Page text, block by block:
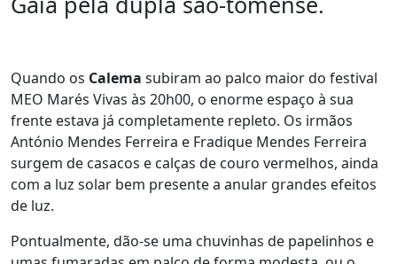
Quando os Calema subiram ao palco maior do festival
MEO Marés Vivas às 20h00, o enorme espaço à sua
frente estava já completamente repleto. Os irmãos
António Mendes Ferreira e Fradique Mendes Ferreira
surgem de casacos e calças de couro vermelhos, ainda
com a luz solar bem presente a anular grandes efeitos
de luz.
Pontualmente, dão-se uma chuvinhas de papelinhos e